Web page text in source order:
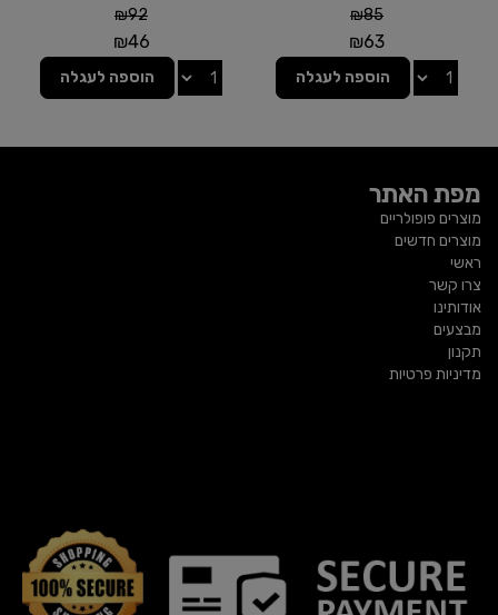
₪85
₪63
הוספה לעגלה
₪92
₪46
הוספה לעגלה
מפת האתר
מוצרים פופולריים
מוצרים חדשים
ראשי
צרו קשר
אודותינו
מבצעים
תקנון
מדיניות פרטיות